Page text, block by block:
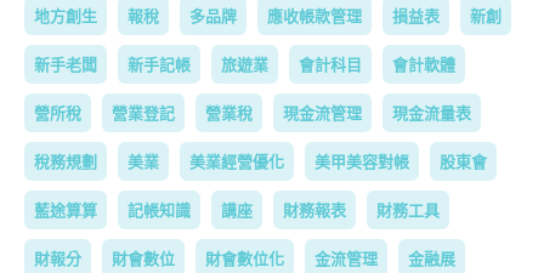
地方創生 報稅 多品牌 應收帳款管理 損益表 新創
新手老闆 新手記帳 旅遊業 會計科目 會計軟體
營所稅 營業登記 營業稅 現金流管理 現金流量表
稅務規劃 美業 美業經營優化 美甲美容對帳 股東會
藍途算算 記帳知識 講座 財務報表 財務工具
財報分 財會數位 財會數位化 金流管理 金融展